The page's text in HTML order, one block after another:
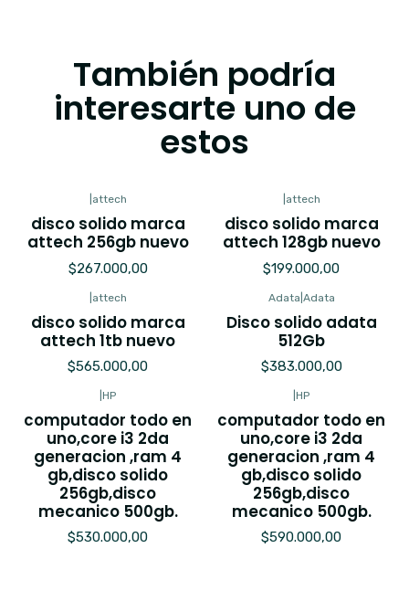
También podría
interesarte uno de
estos
attech
disco solido marca
attech 256gb nuevo
$267.000,00
attech
disco solido marca
attech 128gb nuevo
$199.000,00
attech
disco solido marca
attech 1tb nuevo
$565.000,00
Adata Adata
Disco solido adata
512Gb
$383.000,00
HP
computador todo en
uno,core i3 2da
generacion ,ram 4
gb,disco solido
256gb,disco
mecanico 500gb.
$530.000,00
HP
computador todo en
uno,core i3 2da
generacion ,ram 4
gb,disco solido
256gb,disco
mecanico 500gb.
$590.000,00